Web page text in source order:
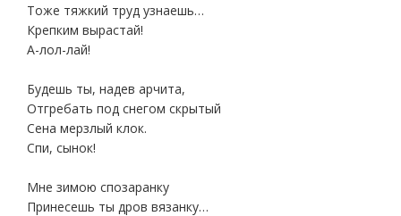
Тоже тяжкий труд узнаешь…
Крепким вырастай!
А-лол-лай!
Будешь ты, надев арчита,
Отгребать под снегом скрытый
Сена мерзлый клок.
Спи, сынок!
Мне зимою спозаранку
Принесешь ты дров вязанку…